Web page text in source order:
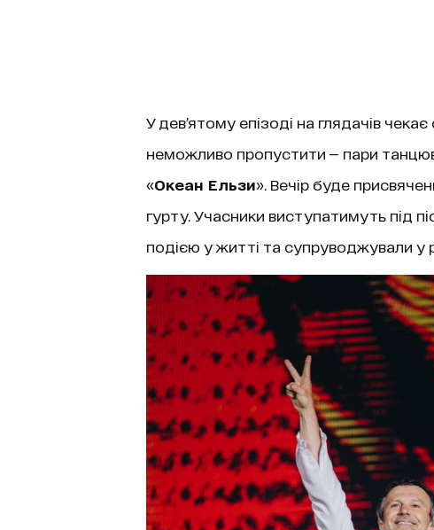
У дев’ятому епізоді на глядачів
неможливо пропустити — пари
«Океан Ельзи». Вечір буде
гурту. Учасники виступатимуть під
подією у житті та супруводжували у